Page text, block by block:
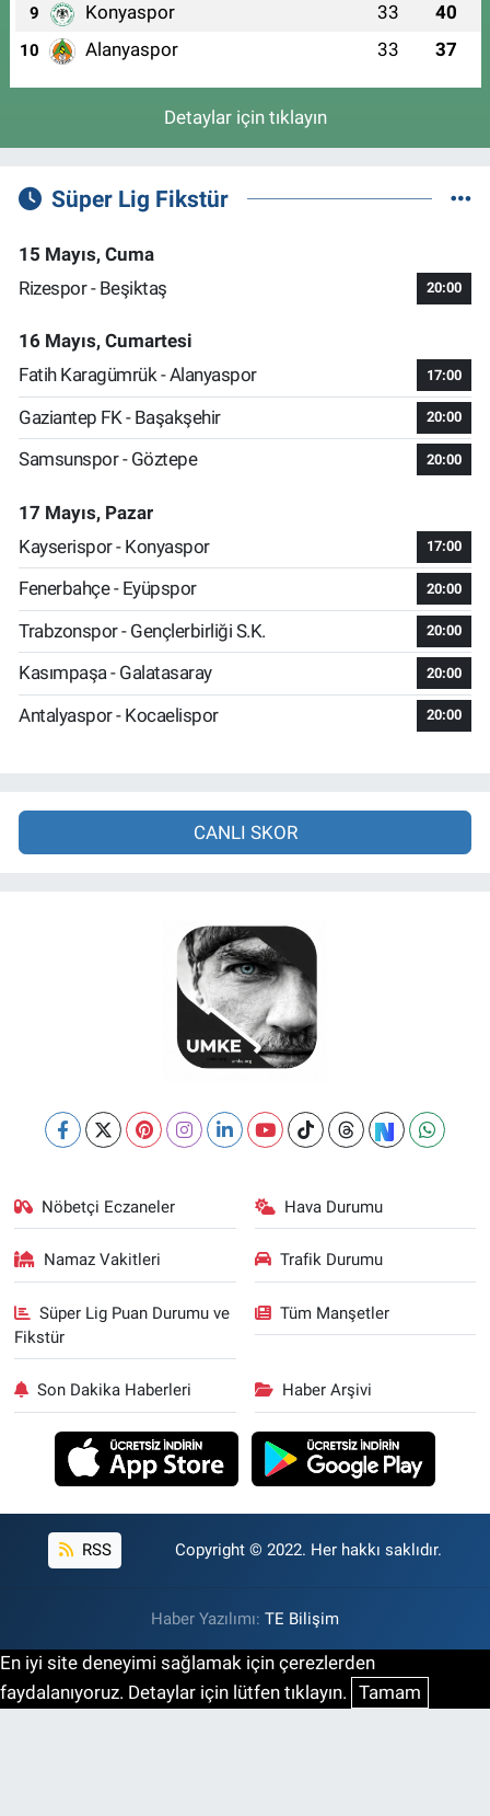
9 Konyaspor 33 40
10 Alanyaspor 33 37
Detaylar için tıklayın
Süper Lig Fikstür
15 Mayıs, Cuma
Rizespor - Beşiktaş
20:00
16 Mayıs, Cumartesi
Fatih Karagümrük - Alanyaspor
17:00
Gaziantep FK - Başakşehir 20:00
Samsunspor - Göztepe 20:00
17 Mayıs, Pazar
Kayserispor - Konyaspor
17:00
Fenerbahçe - Eyüpspor 20:00
Trabzonspor - Gençlerbirliği S.K. 20:00
Kasımpaşa - Galatasaray 20:00
Antalyaspor - Kocaelispor 20:00
CANLI SKOR
Nöbetçi Eczaneler Hava Durumu
Namaz Vakitleri Trafik Durumu
Süper Lig Puan Durumu ve
Fikstür
Tüm Manşetler
Son Dakika Haberleri Haber Arşivi
RSS Copyright © 2022. Her hakkı saklıdır.
Haber Yazılımı: TE Bilişim
En iyi site deneyimi sağlamak için çerezlerden
faydalanıyoruz. Detaylar için lütfen tıklayın. Tamam